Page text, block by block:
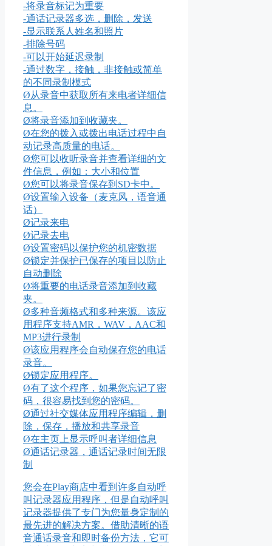
-将录音标记为重要
-通话记录器多选，删除，发送
-显示联系人姓名和照片
-排除号码
-可以开始延迟录制
-通过数字，接触，非接触或简单
的不同录制模式
Ø从录音中获取所有来电者详细信
息。
Ø将录音添加到收藏夹。
Ø在您的拨入或拨出电话过程中自
动记录高质量的电话。
Ø您可以收听录音并查看详细的文
件信息，例如：大小和位置
Ø您可以将录音保存到SD卡中。
Ø设置输入设备（麦克风，语音通
话）
Ø记录来电
Ø记录去电
Ø设置密码以保护您的机密数据
Ø锁定并保护已保存的项目以防止
自动删除
Ø将重要的电话录音添加到收藏
夹。
Ø多种音频格式和多种来源。该应
用程序支持AMR，WAV，AAC和
MP3进行录制
Ø该应用程序会自动保存您的电话
录音。
Ø锁定应用程序。
Ø有了这个程序，如果您忘记了密
码，很容易找到您的密码。
Ø通过社交媒体应用程序编辑，删
除，保存，播放和共享录音
Ø在主页上显示呼叫者详细信息
Ø通话记录器，通话记录时间无限
制
您会在Play商店中看到许多自动呼
叫记录器应用程序，但是自动呼叫
记录器提供了专门为您量身定制的
最先进的解决方案。借助清晰的语
音通话录音和即时备份方法，它可